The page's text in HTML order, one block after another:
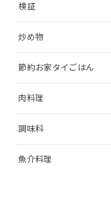
検証
炒め物
節約お家タイごはん
肉料理
調味料
魚介料理